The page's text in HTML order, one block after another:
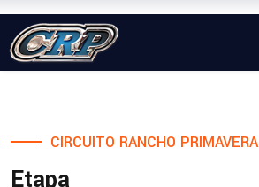
CIRCUITO RANCHO PRIMAVERA
Etapa